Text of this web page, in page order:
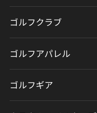
ゴルフクラブ
ゴルフアパレル
ゴルフギア